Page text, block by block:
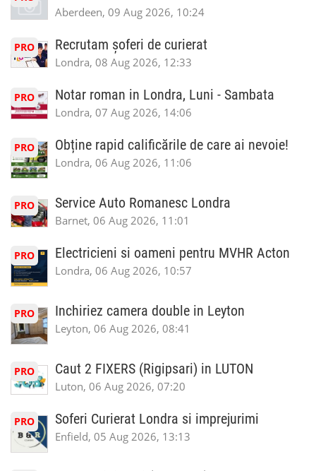
Aberdeen, 09 Aug 2026, 10:24
PRO Recrutam șoferi de curierat
Londra, 08 Aug 2026, 12:33
PRO Notar roman in Londra, Luni - Sambata
Londra, 07 Aug 2026, 14:06
PRO Obține rapid calificările de care ai nevoie!
Londra, 06 Aug 2026, 11:06
PRO Service Auto Romanesc Londra
Barnet, 06 Aug 2026, 11:01
PRO Electricieni si oameni pentru MVHR Acton
Londra, 06 Aug 2026, 10:57
PRO Inchiriez camera double in Leyton
Leyton, 06 Aug 2026, 08:41
PRO Caut 2 FIXERS (Rigipsari) in LUTON
Luton, 06 Aug 2026, 07:20
PRO Soferi Curierat Londra si imprejurimi
Enfield, 05 Aug 2026, 13:13